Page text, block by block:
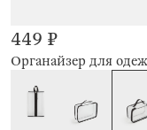
Органайзер для
449 ₽